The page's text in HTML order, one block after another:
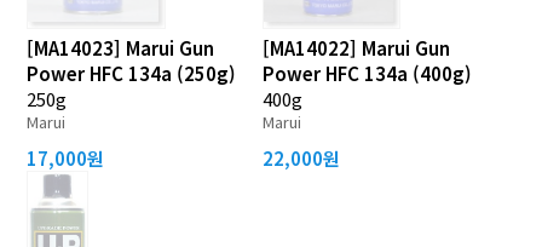
[MA14023] Marui Gun
Power HFC 134a (250g)
250g
Marui
17,000원
[MA14022] Marui Gun
Power HFC 134a (400g)
400g
Marui
22,000원